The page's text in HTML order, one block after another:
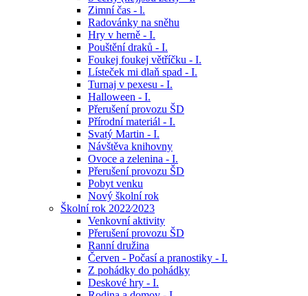
Zimní čas - l.
Radovánky na sněhu
Hry v herně - I.
Pouštění draků - I.
Foukej foukej větříčku - I.
Lísteček mi dlaň spad - I.
Turnaj v pexesu - I.
Halloween - I.
Přerušení provozu ŠD
Přírodní materiál - I.
Svatý Martin - I.
Návštěva knihovny
Ovoce a zelenina - I.
Přerušení provozu ŠD
Pobyt venku
Nový školní rok
Školní rok 2022⁄2023
Venkovní aktivity
Přerušení provozu ŠD
Ranní družina
Červen - Počasí a pranostiky - I.
Z pohádky do pohádky
Deskové hry - I.